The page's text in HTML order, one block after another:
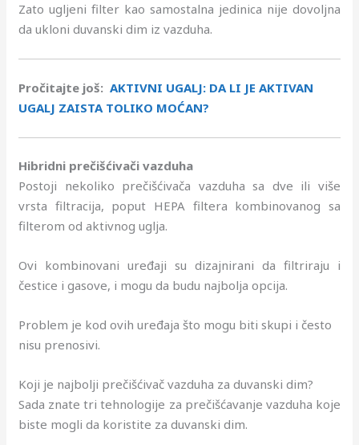
Zato ugljeni filter kao samostalna jedinica nije dovoljna
da ukloni duvanski dim iz vazduha.
Pročitajte još:AKTIVNI UGALJ: DA LI JE AKTIVAN
UGALJ ZAISTA TOLIKO MOĆAN?
Hibridni prečišćivači vazduha
Postoji nekoliko prečišćivača vazduha sa dve ili više
vrsta filtracija, poput HEPA filtera kombinovanog sa
filterom od aktivnog uglja.
Ovi kombinovani uređaji su dizajnirani da filtriraju i
čestice i gasove, i mogu da budu najbolja opcija.
Problem je kod ovih uređaja što mogu biti skupi i često
nisu prenosivi.
Koji je najbolji prečišćivač vazduha za duvanski dim?
Sada znate tri tehnologije za prečišćavanje vazduha koje
biste mogli da koristite za duvanski dim.